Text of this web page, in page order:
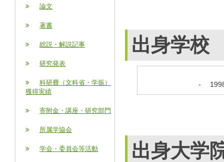
論文
著書
総説・解説記事
研究発表
科研費（文科省・学振）
獲得実績
寄附金・講座・研究部門
所属学協会
学会・委員会等活動
出身学校
-
出身大学